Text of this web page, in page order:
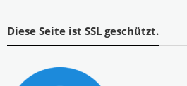
Diese Seite ist SSL geschützt.